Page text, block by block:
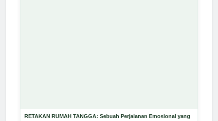
RETAKAN RUMAH TANGGA: Sebuah Perjalanan Emosional yang